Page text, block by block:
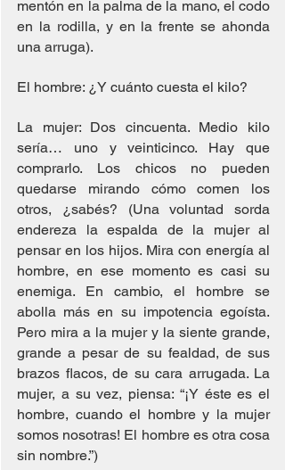
mentón en la palma de la mano, el codo
en la rodilla, y en la frente se ahonda
una arruga).
El hombre: ¿Y cuánto cuesta el kilo?
La mujer: Dos cincuenta. Medio kilo
sería… uno y veinticinco. Hay que
comprarlo. Los chicos no pueden
quedarse mirando cómo comen los
otros, ¿sabés? (Una voluntad sorda
endereza la espalda de la mujer al
pensar en los hijos. Mira con energía al
hombre, en ese momento es casi su
enemiga. En cambio, el hombre se
abolla más en su impotencia egoísta.
Pero mira a la mujer y la siente grande,
grande a pesar de su fealdad, de sus
brazos flacos, de su cara arrugada. La
mujer, a su vez, piensa: “¡Y éste es el
hombre, cuando el hombre y la mujer
somos nosotras! El hombre es otra cosa
sin nombre.”)